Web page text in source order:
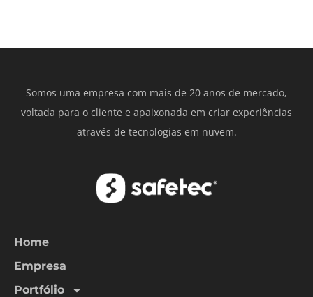
Somos uma empresa com mais de 20 anos de mercado,
voltada para o cliente e apaixonada em criar experiências
através de tecnologias em nuvem.
Home
Empresa
Portfólio